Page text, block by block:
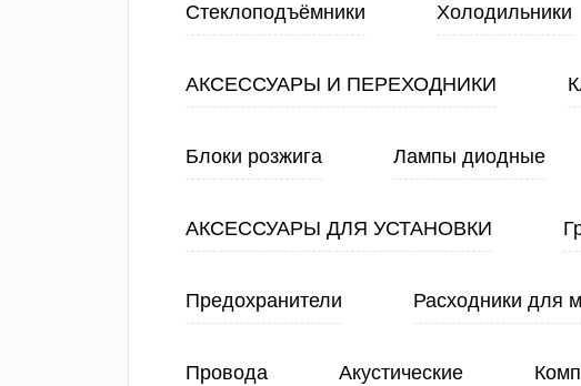
Стеклоподъёмники Холодильники
АКСЕССУАРЫ И ПЕРЕХОДНИКИ
Блоки розжига Лампы диодные
АКСЕССУАРЫ ДЛЯ УСТАНОВКИ
Предохранители Расходники для
Провода Акустические